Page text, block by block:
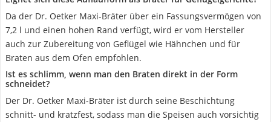
Da der Dr. Oetker Maxi-Bräter über ein Fassungsvermögen von
7,2 l und einen hohen Rand verfügt, wird er vom Hersteller
auch zur Zubereitung von Geflügel wie Hähnchen und für
Braten aus dem Ofen empfohlen.
Ist es schlimm, wenn man den Braten direkt in der Form
schneidet?
Der Dr. Oetker Maxi-Bräter ist durch seine Beschichtung
schnitt- und kratzfest, sodass man die Speisen auch vorsichtig